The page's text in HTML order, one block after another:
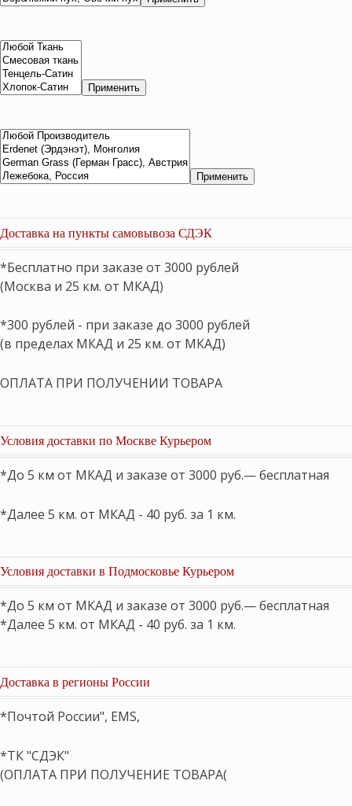
Применить
Применить
Доставка на пункты самовывоза СДЭК
*Бесплатно при заказе от 3000 рублей
(Москва и 25 км. от МКАД)
*300 рублей - при заказе до 3000 рублей
(в пределах МКАД и 25 км. от МКАД)
ОПЛАТА ПРИ ПОЛУЧЕНИИ ТОВАРА
Условия доставки по Москве Курьером
*До 5 км от МКАД и заказе от 3000 руб.— бесплатная
*Далее 5 км. от МКАД - 40 руб. за 1 км.
Условия доставки в Подмосковье Курьером
*До 5 км от МКАД и заказе от 3000 руб.— бесплатная
*Далее 5 км. от МКАД - 40 руб. за 1 км.
Доставка в регионы России
*Почтой России", EMS,
*ТК "СДЭК"
(ОПЛАТА ПРИ ПОЛУЧЕНИЕ ТОВАРА(